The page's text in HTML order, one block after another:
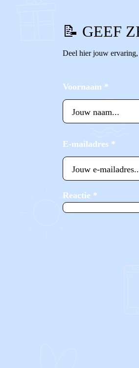
📝 GEEF
Deel hier jouw
Voornaam *
E-mailadres *
Reactie *